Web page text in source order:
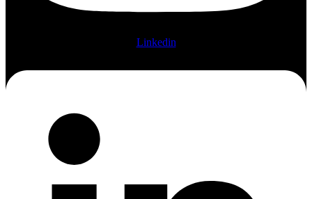
Linkedin